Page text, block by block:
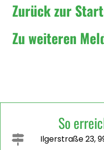
Zurück zur
Zu weiteren
So
Ilgerstraße 23,